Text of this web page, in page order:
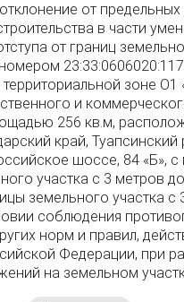
от
в части
от границ
зоне О1
и
256 кв.м,
край, Туапсинский
шоссе, 84 «Б»,
участка с 3 метров
земельного участка с
соблюдения
норм и правил,
Федерации, при
на земельном